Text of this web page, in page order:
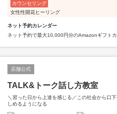
カウンセリング
女性性開花ヒーリング
ネット予約カレンダー
ネット予約で最大10,000円分のAmazonギフトカ
店舗公式
TALK&トーク話し方教室
＼習った日から上達を感じる／この社会から口
しめるようになる